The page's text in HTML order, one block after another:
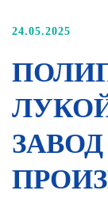
24.05.2025